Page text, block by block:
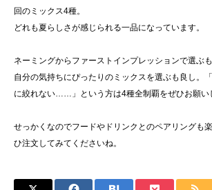
回のミックス4種。
どれも夏らしさが感じられる一品になっています。
ネーミングからファーストインプレッションで選ぶ
自分の気持ちにぴったりのミックスを選ぶも良し。
に絞れない……」という方は4種全制覇をぜひお願い
せっかくなのでフードやドリンクとのペアリングも
ひ注文してみてくださいね。